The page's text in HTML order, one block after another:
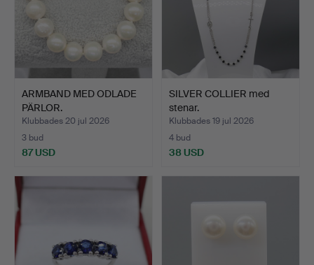
ARMBAND MED ODLADE
PÄRLOR.
Klubbades 20 jul 2026
3 bud
87 USD
SILVER COLLIER med
stenar.
Klubbades 19 jul 2026
4 bud
38 USD